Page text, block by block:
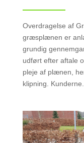
Overdragelse af
græsplænen er
grundig
udført efter aftale
pleje af plænen,
klipning. Kunderne...